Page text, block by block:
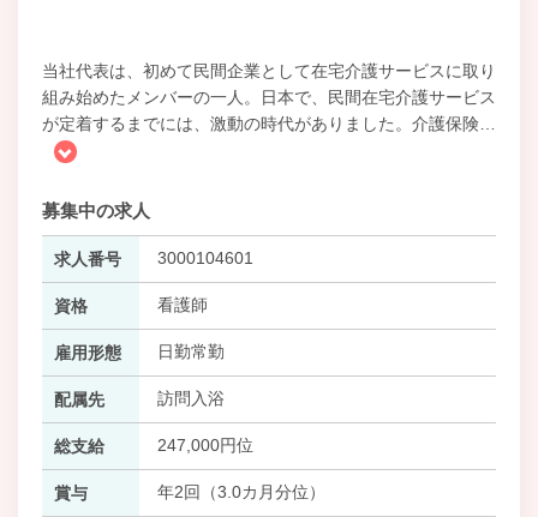
当社代表は、初めて民間企業として在宅介護サービスに取り
組み始めたメンバーの一人。日本で、民間在宅介護サービス
が定着するまでには、激動の時代がありました。介護保険
募集中の求人
求人番号 3000104601
資格 看護師
雇用形態 日勤常勤
配属先 訪問入浴
総支給 247,000円位
賞与 年2回（3.0カ月分位）